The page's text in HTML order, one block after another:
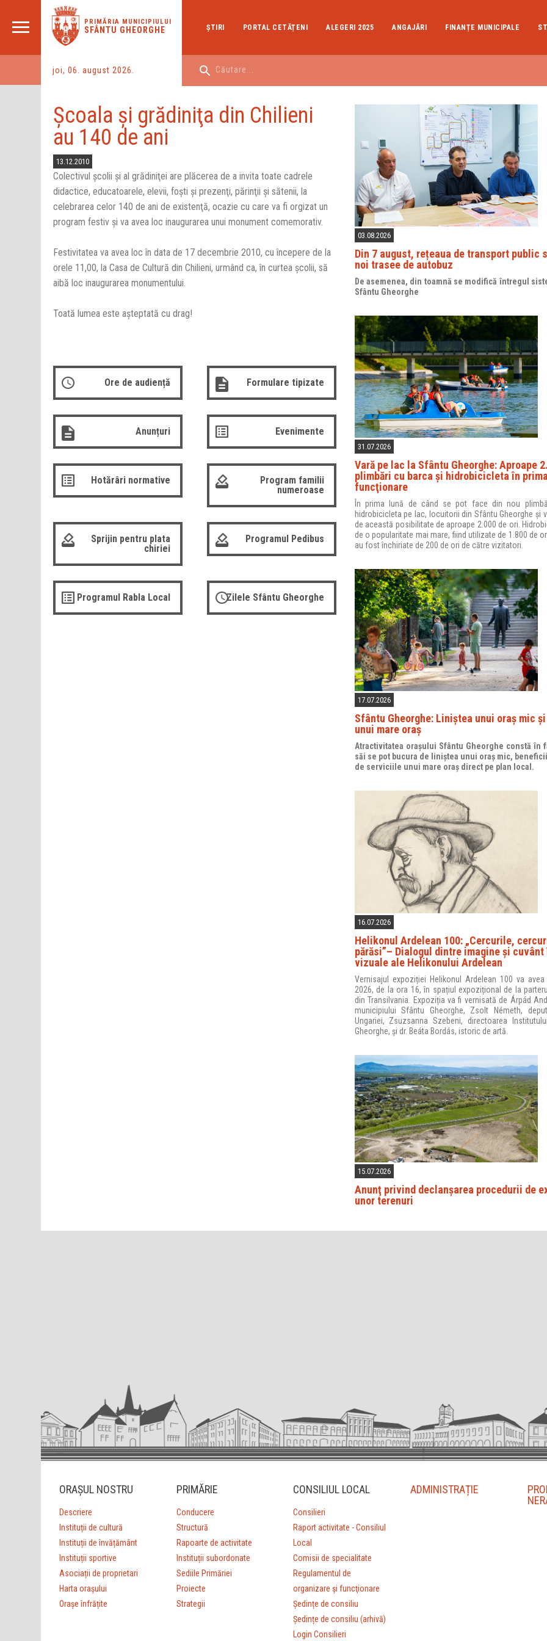
PRIMĂRIA MUNICIPIULUI
SFÂNTU GHEORGHE
joi, 06. august 2026.
ŞTIRI PORTAL CETĂȚENI ALEGERI 2025 ANGAJĂRI FINANȚE MUNICIPALE
Şcoala şi grădiniţa din Chilieni
au 140 de ani
13.12.2010
Colectivul şcolii şi al grădiniţei are plăcerea de a invita toate cadrele
didactice, educatoarele, elevii, foşti şi prezenţi, părinţii şi sătenii, la
celebrarea celor 140 de ani de existenţă, ocazie cu care va fi orgizat un
program festiv şi va avea loc inaugurarea unui monument comemorativ.
Festivitatea va avea loc în data de 17 decembrie 2010, cu începere de la
orele 11,00, la Casa de Cultură din Chilieni, urmând ca, în curtea şcolii, să
aibă loc inaugurarea monumentului.
Toată lumea este aşteptată cu drag!
Ore de audiență Formulare tipizate
Anunțuri Evenimente
Hotărâri normative
Program familii
numeroase
Sprijin pentru plata
chiriei
Programul Pedibus
Programul Rabla Local Zilele Sfântu Gheorghe
03.08.2026
Din 7 august, rețeaua de transport public
noi trasee de autobuz
De asemenea, din toamnă se modifică întregul
Sfântu Gheorghe
31.07.2026
Vară pe lac la Sfântu Gheorghe: Aproape
plimbări cu barca şi hidrobicicleta în
funcţionare
În prima lună de când se pot face din nou
hidrobicicleta pe lac, locuitorii din Sfântu Gheorghe și
de această posibilitate de aproape 2.000 de ori.
de o popularitate mai mare, fiind utilizate de 1.800 de
au fost închiriate de 200 de ori de către vizitatori.
17.07.2026
Sfântu Gheorghe: Liniștea unui oraș mic
unui mare oraș
Atractivitatea orașului Sfântu Gheorghe constă în
săi se pot bucura de liniștea unui oraș mic,
de serviciile unui mare oraș direct pe plan local.
16.07.2026
Helikonul Ardelean 100: „Cercurile,
părăsi”– Dialogul dintre imagine și
vizuale ale Helikonului Ardelean
Vernisajul expoziției Helikonul Ardelean 100 va
2026, de la ora 16, în spațiul expozițional de la
din Transilvania. Expoziția va fi vernisată de Árpád
municipiului Sfântu Gheorghe, Zsolt Németh,
Ungariei, Zsuzsanna Szebeni, directoarea
Gheorghe, și dr. Beáta Bordás, istoric de artă.
15.07.2026
Anunţ privind declanșarea procedurii de
unor terenuri
ORAȘUL NOSTRU
Descriere
Instituții de cultură
Instituții de învățământ
Instituții sportive
Asociații de proprietari
Harta orașului
Orașe înfrățite
PRIMĂRIE
Conducere
Structură
Rapoarte de activitate
Instituții subordonate
Sediile Primăriei
Proiecte
Strategii
CONSILIUL LOCAL
Consilieri
Raport activitate - Consiliul
Local
Comisii de specialitate
Regulamentul de
organizare şi funcţionare
Ședințe de consiliu
Ședințe de consiliu (arhivă)
Login Consilieri
ADMINISTRAȚIE